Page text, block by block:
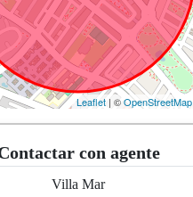
Leaflet | ©OpenStreetMap
con agente
Villa Mar